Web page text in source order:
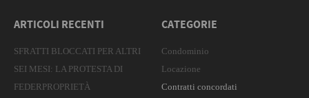
ARTICOLI RECENTI
SFRATTI BLOCCATI PER ALTRI
SEI MESI: LA PROTESTA DI
FEDERPROPRIETÀ
CATEGORIE
Condominio
Locazione
Contratti concordati